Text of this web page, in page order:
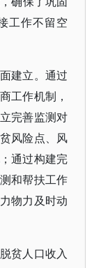
工作不留空
建立。通过
工作机制，
完善监测对
风险点、风
通过构建完
和帮扶工作
物力及时动
贫人口收入